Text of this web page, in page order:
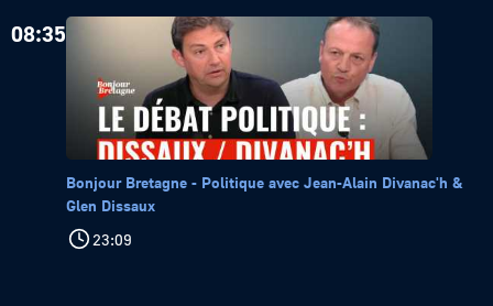
08:35
Bonjour Bretagne - Politique avec Jean-Alain Divanac'h &
Glen Dissaux
23:09